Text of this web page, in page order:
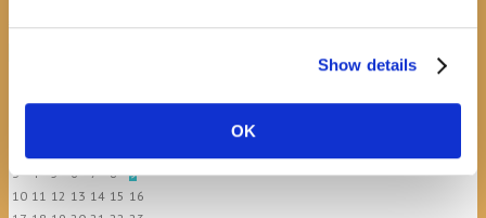
Show details
OK
August
3
4 5 6 7 8
9
10 11 12 13 14 15 16